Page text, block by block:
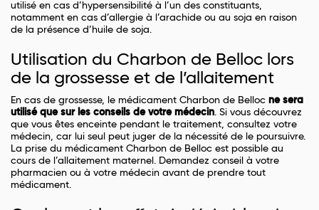
utilisé en cas d’hypersensibilité à l’un des constituants,
notamment en cas d’allergie à l’arachide ou au soja en raison
de la présence d’huile de soja.
Utilisation du Charbon de Belloc lors
de la grossesse et de l’allaitement
En cas de grossesse, le médicament Charbon de Belloc ne sera
utilisé que sur les conseils de votre médecin. Si vous découvrez
que vous êtes enceinte pendant le traitement, consultez votre
médecin, car lui seul peut juger de la nécessité de le poursuivre.
La prise du médicament Charbon de Belloc est possible au
cours de l’allaitement maternel. Demandez conseil à votre
pharmacien ou à votre médecin avant de prendre tout
médicament.